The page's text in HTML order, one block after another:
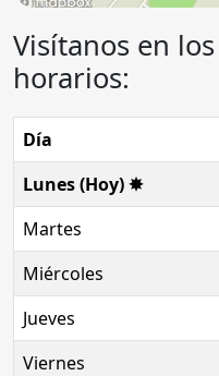
Visítanos en
horarios:
Día
Lunes (Hoy) ✸
Martes
Miércoles
Jueves
Viernes